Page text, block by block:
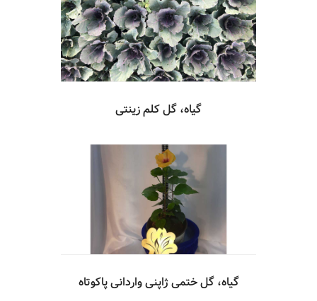
گیاه، گل کلم زینتی
گیاه، گل ختمی ژاپنی واردانی پاکوتاه